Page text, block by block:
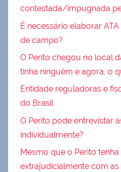
contestada/impugnada
É necessário elaborar
de campo?
O Perito chegou no local
tinha ninguém e agora, o
Entidade reguladoras e
do Brasil
O Perito pode entrevistar
individualmente?
Mesmo que o Perito
extrajudicialmente com as